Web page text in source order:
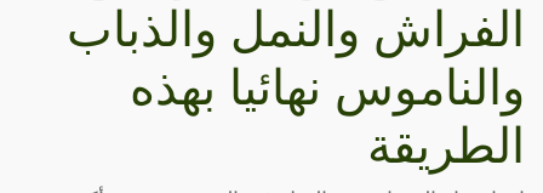
الفراش والنمل والذباب
والناموس نهائيا بهذه
الطريقة